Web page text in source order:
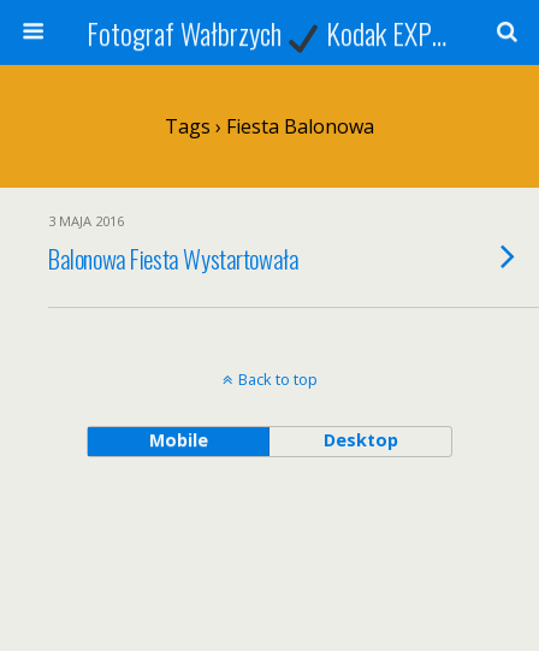
Fotograf Wałbrzych Kodak EXPRESS
Tags › Fiesta Balonowa
3 MAJA 2016
Balonowa Fiesta Wystartowała
Back to top
Mobile Desktop